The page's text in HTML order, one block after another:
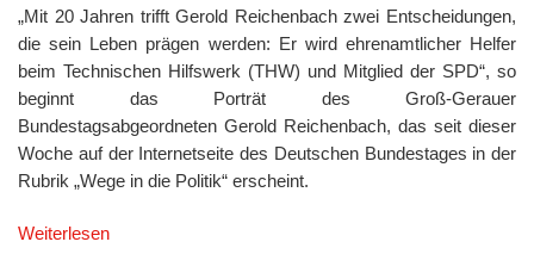
„Mit 20 Jahren trifft Gerold Reichenbach zwei Entscheidungen,
die sein Leben prägen werden: Er wird ehrenamtlicher Helfer
beim Technischen Hilfswerk (THW) und Mitglied der SPD“, so
beginnt das Porträt des Groß-Gerauer
Bundestagsabgeordneten Gerold Reichenbach, das seit dieser
Woche auf der Internetseite des Deutschen Bundestages in der
Rubrik „Wege in die Politik“ erscheint.
Weiterlesen